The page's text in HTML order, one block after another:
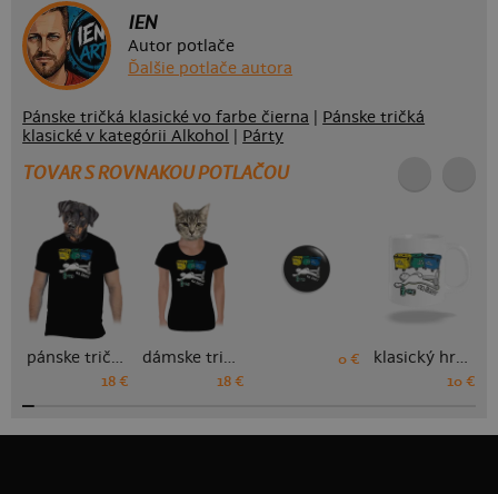
IEN
Autor potlače
Ďalšie potlače autora
Pánske tričká klasické vo farbe čierna
Pánske tričká
klasické v kategórii Alkohol
Párty
TOVAR S ROVNAKOU POTLAČOU
pánske tričko
18 €
dámske tričko
18 €
0 € klasický hrnček
10 €